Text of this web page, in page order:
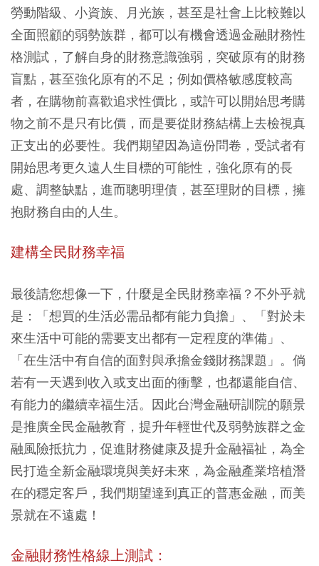
勞動階級、小資族、月光族，甚至是社會上比較難以
全面照顧的弱勢族群，都可以有機會透過金融財務性
格測試，了解自身的財務意識強弱，突破原有的財務
盲點，甚至強化原有的不足；例如價格敏感度較高
者，在購物前喜歡追求性價比，或許可以開始思考購
物之前不是只有比價，而是要從財務結構上去檢視真
正支出的必要性。我們期望因為這份問卷，受試者有
開始思考更久遠人生目標的可能性，強化原有的長
處、調整缺點，進而聰明理債，甚至理財的目標，擁
抱財務自由的人生。
建構全民財務幸福
最後請您想像一下，什麼是全民財務幸福？不外乎就
是：「想買的生活必需品都有能力負擔」、「對於未
來生活中可能的需要支出都有一定程度的準備」、
「在生活中有自信的面對與承擔金錢財務課題」。倘
若有一天遇到收入或支出面的衝擊，也都還能自信、
有能力的繼續幸福生活。因此台灣金融研訓院的願景
是推廣全民金融教育，提升年輕世代及弱勢族群之金
融風險抵抗力，促進財務健康及提升金融福祉，為全
民打造全新金融環境與美好未來，為金融產業培植潛
在的穩定客戶，我們期望達到真正的普惠金融，而美
景就在不遠處！
金融財務性格線上測試：